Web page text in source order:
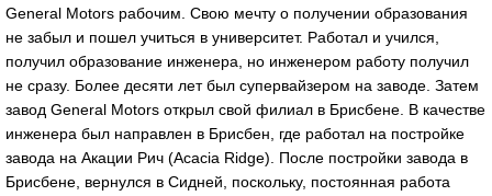
General Motors рабочим. Свою мечту о получении образования
не забыл и пошел учиться в университет. Работал и учился,
получил образование инженера, но инженером работу получил
не сразу. Более десяти лет был супервайзером на заводе. Затем
завод General Motors открыл свой филиал в Брисбене. В качестве
инженера был направлен в Брисбен, где работал на постройке
завода на Акации Рич (Acacia Ridge). После постройки завода в
Брисбене, вернулся в Сидней, поскольку, постоянная работа